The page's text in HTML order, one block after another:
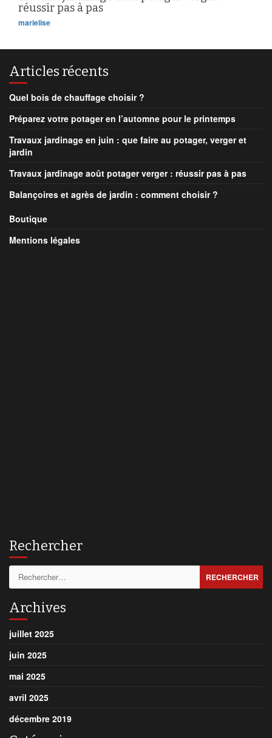
réussir pas à pas
marielise
Articles récents
Quel bois de chauffage choisir ?
Préparez votre potager en l’automne pour le printemps
Travaux jardinage en juin : que faire au potager, verger et
jardin
Travaux jardinage août potager verger : réussir pas à pas
Balançoires et agrès de jardin : comment choisir ?
Boutique
Mentions légales
Rechercher
Rechercher :
Archives
juillet 2025
juin 2025
mai 2025
avril 2025
décembre 2019